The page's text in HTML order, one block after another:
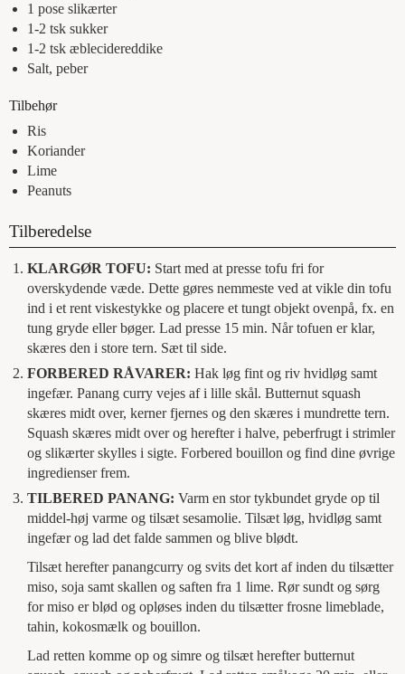
1 pose slikærter
1-2 tsk sukker
1-2 tsk æblecidereddike
Salt, peber
Tilbehør
Ris
Koriander
Lime
Peanuts
Tilberedelse
KLARGØR TOFU: Start med at presse tofu fri for
overskydende væde. Dette gøres nemmeste ved at vikle din tofu
ind i et rent viskestykke og placere et tungt objekt ovenpå, fx. en
tung gryde eller bøger. Lad presse 15 min. Når tofuen er klar,
skæres den i store tern. Sæt til side.
FORBERED RÅVARER: Hak løg fint og riv hvidløg samt
ingefær. Panang curry vejes af i lille skål. Butternut squash
skæres midt over, kerner fjernes og den skæres i mundrette tern.
Squash skæres midt over og herefter i halve, peberfrugt i strimler
og slikærter skylles i sigte. Forbered bouillon og find dine øvrige
ingredienser frem.
TILBERED PANANG: Varm en stor tykbundet gryde op til
middel-høj varme og tilsæt sesamolie. Tilsæt løg, hvidløg samt
ingefær og lad det falde sammen og blive blødt.
Tilsæt herefter panangcurry og svits det kort af inden du tilsætter
miso, soja samt skallen og saften fra 1 lime. Rør sundt og sørg
for miso er blød og opløses inden du tilsætter frosne limeblade,
tahin, kokosmælk og bouillon.
Lad retten komme op og simre og tilsæt herefter butternut